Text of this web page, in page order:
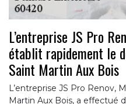
L’entreprise JS Pro
établit rapidement le
Saint Martin Aux Bois
L’entreprise JS Pro Renov,
Martin Aux Bois, a effectué